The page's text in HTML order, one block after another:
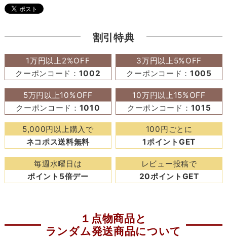
割引特典
1万円以上2%OFF
クーポンコード： 1002
3万円以上5%OFF
クーポンコード：1005
5万円以上10%OFF
クーポンコード： 1010
10万円以上15%OFF
クーポンコード： 1015
5,000円以上購入で
ネコポス送料無料
100円ごとに
1ポイントGET
毎週水曜日は
ポイント5倍デー
レビュー投稿で
20ポイントGET
１点物商品と
ランダム発送商品について